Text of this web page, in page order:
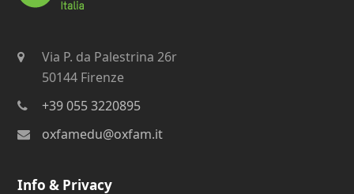
Via P. da Palestrina 26r
50144 Firenze
+39 055 3220895
oxfamedu@oxfam.it
Info & Privacy